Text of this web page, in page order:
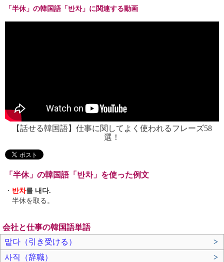
「半休」の韓国語「반차」に関連する動画
【話せる韓国語】仕事に関してよく使われるフレーズ58
選！
「半休」の韓国語「반차」を使った例文
・ 반차를 내다.
半休を取る。
会社と仕事の韓国語単語
맡다（引き受ける）
>
사직（辞職）
>